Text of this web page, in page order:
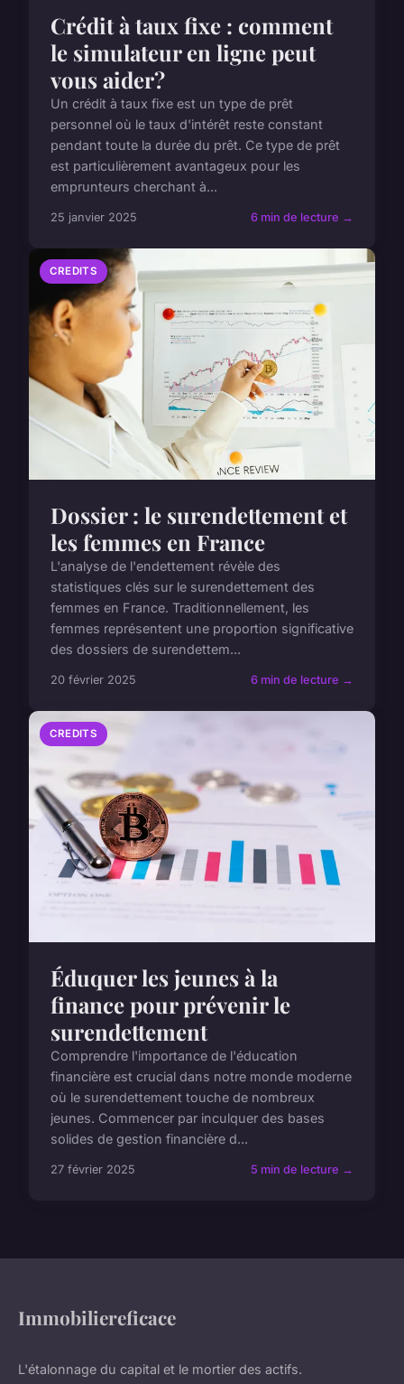
Crédit à taux fixe : comment
le simulateur en ligne peut
vous aider?
Un crédit à taux fixe est un type de prêt
personnel où le taux d'intérêt reste constant
pendant toute la durée du prêt. Ce type de prêt
est particulièrement avantageux pour les
emprunteurs cherchant à...
25 janvier 2025 6 min de lecture →
CREDITS
Dossier : le surendettement et
les femmes en France
L'analyse de l'endettement révèle des
statistiques clés sur le surendettement des
femmes en France. Traditionnellement, les
femmes représentent une proportion significative
des dossiers de surendettem...
20 février 2025 6 min de lecture →
CREDITS
Éduquer les jeunes à la
finance pour prévenir le
surendettement
Comprendre l'importance de l'éducation
financière est crucial dans notre monde moderne
où le surendettement touche de nombreux
jeunes. Commencer par inculquer des bases
solides de gestion financière d...
27 février 2025 5 min de lecture →
Immobiliereficace
L'étalonnage du capital et le mortier des actifs.